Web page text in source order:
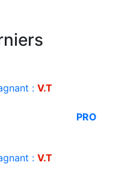
: V.T
PRO
: V.T